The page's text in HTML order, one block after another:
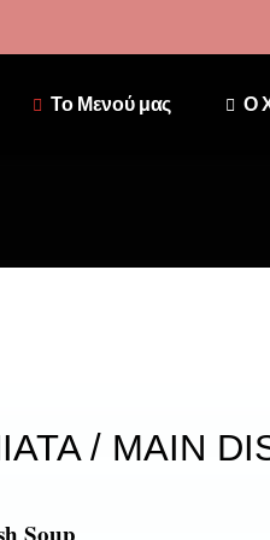
To Μενού μας Ο
/ MAIN
Soup